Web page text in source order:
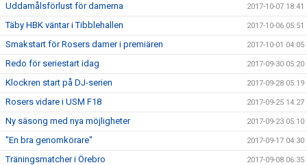
Uddamålsförlust för damerna 2017-10-07 18:41
Täby HBK väntar i Tibblehallen 2017-10-06 05:51
Smakstart för Rosers damer i premiären 2017-10-01 04:05
Redo för seriestart idag 2017-09-30 05:20
Klockren start på DJ-serien 2017-09-28 05:19
Rosers vidare i USM F18 2017-09-25 14:27
Ny säsong med nya möjligheter 2017-09-23 05:10
"En bra genomkörare" 2017-09-17 04:30
Träningsmatcher i Örebro 2017-09-08 06:35